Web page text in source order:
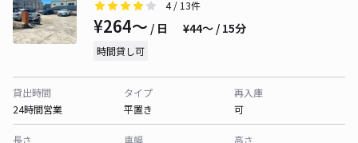
4/ 13件
¥264〜 / 日 ¥44〜 / 15分
時間貸し可
貸出時間
24時間営業
タイプ
平置き
再入庫
可
長さ
車幅
高さ